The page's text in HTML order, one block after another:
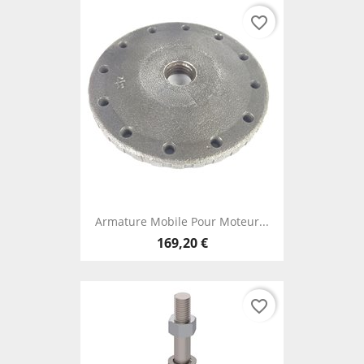
Armature Mobile Pour Moteur...
169,20 €
favorite_border
favorite_border